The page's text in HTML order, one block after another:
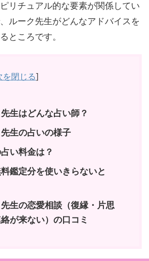
リチュアル的な要素が関係してい
ルーク先生がどんなアドバイスを
ところです。
を閉じる]
生はどんな占い師？
生の占いの様子
い料金は？
鑑定分を使いきらないと
生の恋愛相談（復縁・片思
が来ない）の口コミ